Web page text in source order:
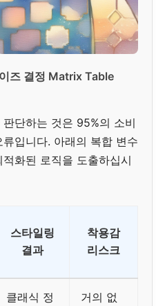
즈 결정 Matrix Table
단하는 것은 95%의 소비
입니다. 아래의 복합 변수
화된 로직을 도출하십시
스타일링
결과
착용감
리스크
클래식 정
거의 없